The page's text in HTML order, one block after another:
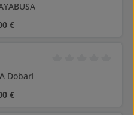
normale:
€
Dobari
normale:
€